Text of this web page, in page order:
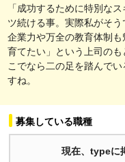
「成功するために特別な
ツ続ける事。実際私がそう
企業力や万全の教育体制
育てたい」という上司の
こでなら二の足を踏んで
すね。
募集している職種
現在、typeに